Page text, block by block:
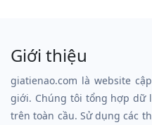
Giới thiệu
giatienao.com là website
giới. Chúng tôi tổng hợp dữ
trên toàn cầu. Sử dụng các